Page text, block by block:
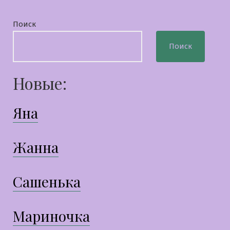
Поиск
Поиск
Новые:
Яна
Жанна
Сашенька
Мариночка